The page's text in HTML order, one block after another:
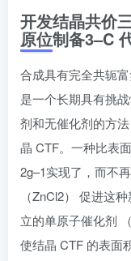
开发结晶共价
原位制备3–C
合成具有完全共轭
是一个长期具有挑
剂和无催化剂的方
晶 CTF。一种比表
2g–1实现了，而不
（ZnCl2） 促进这
立的单原子催化剂
使结晶 CTF 的表面